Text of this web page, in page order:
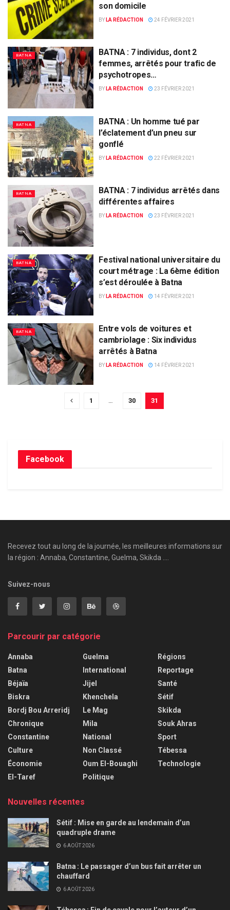
son domicile
BY LA RÉDACTION 24 FÉVRIER 2021
BATNA
BATNA : 7 individus, dont 2
femmes, arrêtés pour trafic de
psychotropes…
BY LA RÉDACTION 23 FÉVRIER 2021
BATNA
BATNA : Un homme tué par
l’éclatement d’un pneu sur
gonflé
BY LA RÉDACTION 22 FÉVRIER 2021
BATNA
BATNA : 7 individus arrêtés dans
différentes affaires
BY LA RÉDACTION 23 FÉVRIER 2021
BATNA
Festival national universitaire du
court métrage : La 6ème édition
s’est déroulée à Batna
BY LA RÉDACTION 14 FÉVRIER 2021
BATNA
Entre vols de voitures et
cambriolage : Six individus
arrêtés à Batna
BY LA RÉDACTION 14 FÉVRIER 2021
1 30 31
Facebook
Recevez tout au long de la journée, les meilleures informations sur
la région : Annaba, Constantine, Guelma, Skikda ....
Suivez-nous
Parcourir par catégorie
Annaba
Batna
Béjaïa
Biskra
Bordj Bou Arreridj
Chronique
Constantine
Culture
Économie
El-Taref
Guelma
International
Jijel
Khenchela
Le Mag
Mila
National
Non Classé
Oum El-Bouaghi
Politique
Régions
Reportage
Santé
Sétif
Skikda
Souk Ahras
Sport
Tébessa
Technologie
Nouvelles récentes
Sétif : Mise en garde au lendemain d’un
quadruple drame
6 AOÛT 2026
Batna : Le passager d’un bus fait arrêter un
chauffard
6 AOÛT 2026